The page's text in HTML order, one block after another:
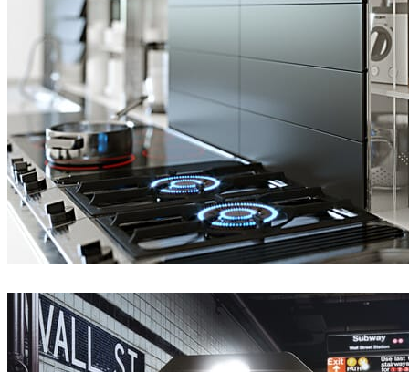
Hamed Zand인테리어 디자인